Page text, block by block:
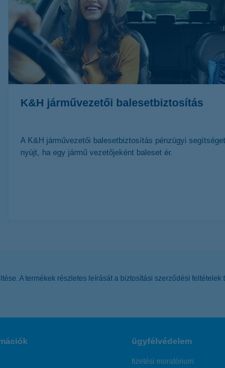
K&H járművezetői balesetbiztosítás
A K&H járművezetői balesetbiztosítás pénzügyi segítséget
nyújt, ha egy jármű vezetőjeként baleset ér.
A termékek részletes leírását a biztosítási szerződési
ügyfélvédelem
fizetési moratórium